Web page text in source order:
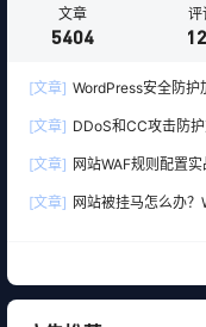
文章
5404
评
[文章] WordPress安全防护
[文章] DDoS和CC攻击防
[文章] 网站WAF规则配置
[文章] 网站被挂马怎么办